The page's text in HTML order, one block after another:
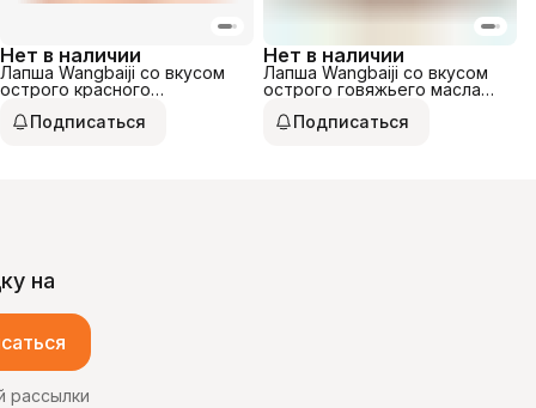
Нет в наличии
Лапша Wangbaiji со вкусом
острого красного
Подписаться
Нет в наличии
Лапша Wangbaiji со вкусом
острого говяжьего масла
Подписаться
на
рассылки